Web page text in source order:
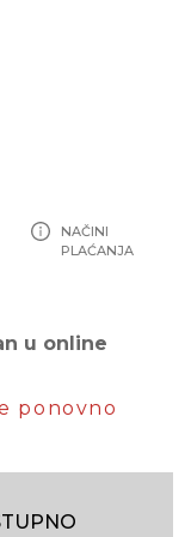
NAČINI
PLAĆANJA
u online
ponovno